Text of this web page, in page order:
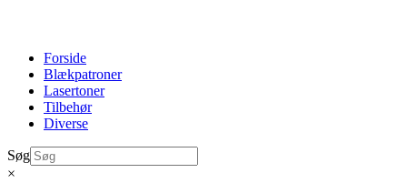
Forside
Blækpatroner
Lasertoner
Tilbehør
Diverse
Søg
×